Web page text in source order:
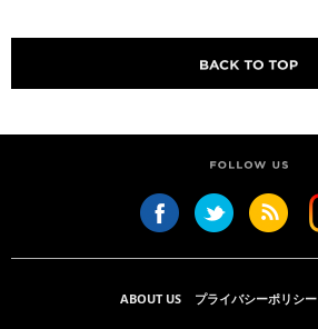
ABOUT US プライバシーポリシー